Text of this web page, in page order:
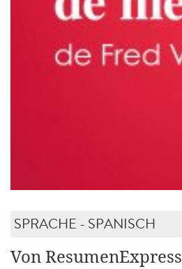
SPRACHE - SPANISCH
Von ResumenExpress